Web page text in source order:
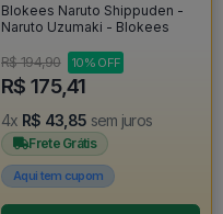
Blokees Naruto Shippuden -
Naruto Uzumaki - Blokees
R$ 194,90 10% OFF
R$ 175,41
4x R$ 43,85 sem juros
Frete Grátis
Aqui tem cupom